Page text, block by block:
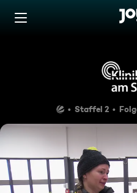
Zum Inhalt springen
Staffel 2